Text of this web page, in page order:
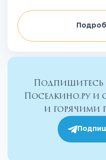
Подпишитесь
Поселкино.ру и
и горячими